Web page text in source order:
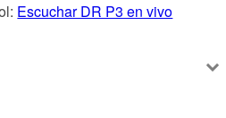
Escuchar DR P3 en vivo